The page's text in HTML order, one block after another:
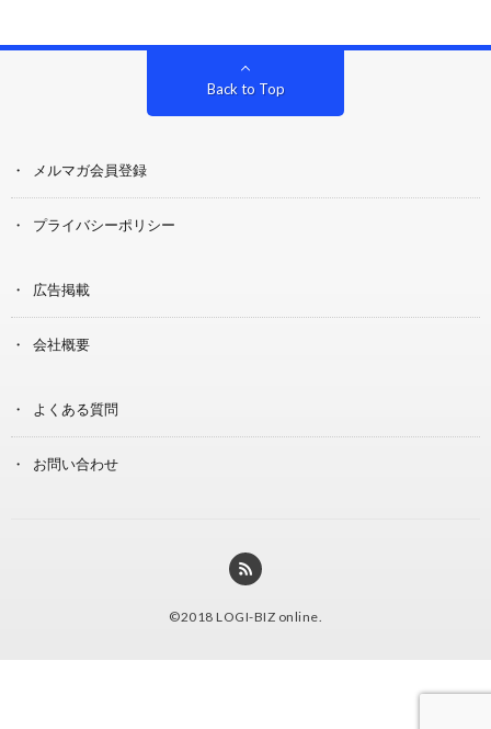
Back to Top
メルマガ会員登録
プライバシーポリシー
広告掲載
会社概要
よくある質問
お問い合わせ
©2018 LOGI-BIZ online